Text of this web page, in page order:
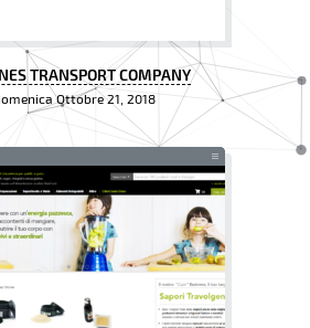
TRANSPORT COMPANY
Ottobre 21, 2018